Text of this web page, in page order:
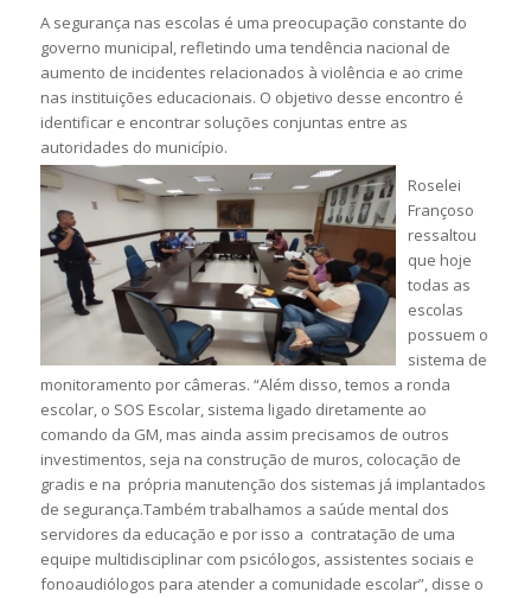
A segurança nas escolas é uma preocupação constante do
governo municipal, refletindo uma tendência nacional de
aumento de incidentes relacionados à violência e ao crime
nas instituições educacionais. O objetivo desse encontro é
identificar e encontrar soluções conjuntas entre as
autoridades do município.
Roselei
Françoso
ressaltou
que hoje
todas as
escolas
possuem o
sistema de
monitoramento por câmeras. “Além disso, temos a ronda
escolar, o SOS Escolar, sistema ligado diretamente ao
comando da GM, mas ainda assim precisamos de outros
investimentos, seja na construção de muros, colocação de
gradis e na própria manutenção dos sistemas já implantados
de segurança.Também trabalhamos a saúde mental dos
servidores da educação e por isso a contratação de uma
equipe multidisciplinar com psicólogos, assistentes sociais e
fonoaudiólogos para atender a comunidade escolar”, disse o